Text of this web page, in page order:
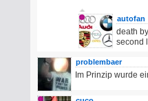
autofan
death
second
problembaer
Im Prinzip wurde